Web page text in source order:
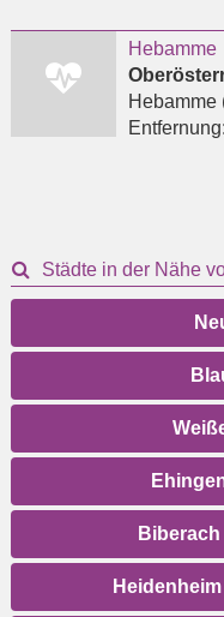
Hebamme
Hebamme
Entfernung:
Städte in der Nähe